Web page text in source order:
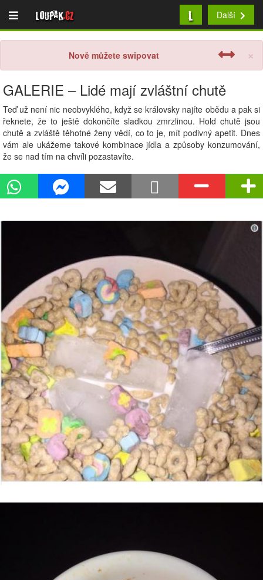
Loupak.cz L Další
×
Nově můžete swipovat
GALERIE – Lidé mají zvláštní chutě
Teď už není nic neobvyklého, když se královsky najíte obědu a pak si
řeknete, že to ještě dokončíte sladkou zmrzlinou. Hold chutě jsou
chutě a zvláště těhotné ženy vědí, co to je, mít podivný apetit. Dnes
vám ale ukážeme takové kombinace jídla a způsoby konzumování,
že se nad tím na chvíli pozastavíte.